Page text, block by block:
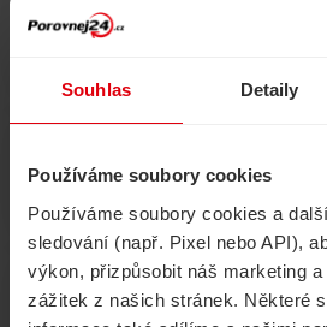
Souhlas Detaily
Používáme soubory cookies
Používáme soubory cookies a
sledování (např. Pixel nebo API),
výkon, přizpůsobit náš marketing
zážitek z našich stránek. Některé
Volání, internet, TV